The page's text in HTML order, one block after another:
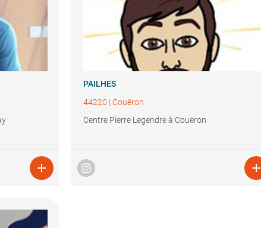

PAILHES
44220 | Couëron
Centre Pierre Legendre à Couëron
